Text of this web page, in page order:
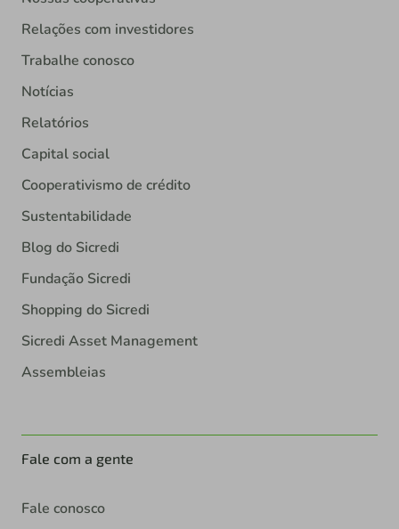
Relações com investidores
Trabalhe conosco
Notícias
Relatórios
Capital social
Cooperativismo de crédito
Sustentabilidade
Blog do Sicredi
Fundação Sicredi
Shopping do Sicredi
Sicredi Asset Management
Assembleias
Fale com a gente
Fale conosco